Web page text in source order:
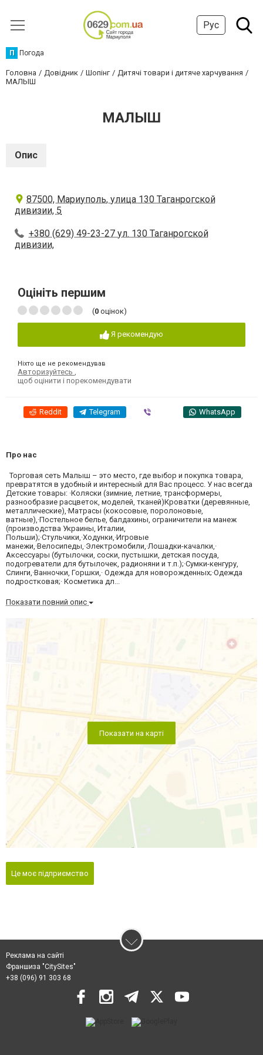
Рус
П Погода
Головна Довідник Шопінг
Дитячі товари і дитяче харчування
МАЛЫШ
МАЛЫШ
Опис
87500, Мариуполь, улица 130 Таганрогской
дивизии, 5
+380 (629) 49-23-27 ул. 130 Таганрогской
дивизии,
Оцініть першим
(0 оцінок)
Я рекомендую
Ніхто ще не рекомендував
Авторизуйтесь
щоб оцінити і порекомендувати
Reddit Telegram WhatsApp
Про нас
Торговая сеть Малыш – это место, где выбор и покупка товара,
превратятся в удобный и интересный для Вас процесс. У нас всегда
Детские товары: ·Коляски (зимние, летние, трансформеры,
разнообразие расцветок, моделей, тканей)Кроватки (деревянные,
металлические),·Матрасы (кокосовые, поролоновые,
ватные),·Постельное белье, балдахины, ограничители на манеж
(производства Украины, Италии,
Польши);·Стульчики,·Ходунки,·Игровые
манежи,·Велосипеды,·Электромобили,·Лошадки-качалки,·
Аксессуары (бутылочки, соски, пустышки, детская посуда,
подогреватели для бутылочек, радионяни и т.п.);·Сумки-кенгуру,
Слинги,·Ванночки, Горшки,· Одежда для новорожденных;·Одежда
подростковая;· Косметика дл...
Показати повний опис
Показати на карті
Це моє підприємство
Реклама на сайті
Франшиза "CitySites"
+38 (096) 91 303 68